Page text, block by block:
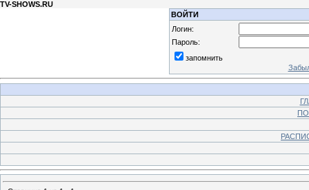
TV-SHOWS.RU
ВОЙТИ
Логин:
Пароль:
запомнить